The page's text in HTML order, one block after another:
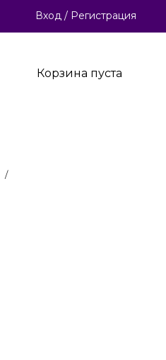
Вход / Регистрация
Корзина пуста
/